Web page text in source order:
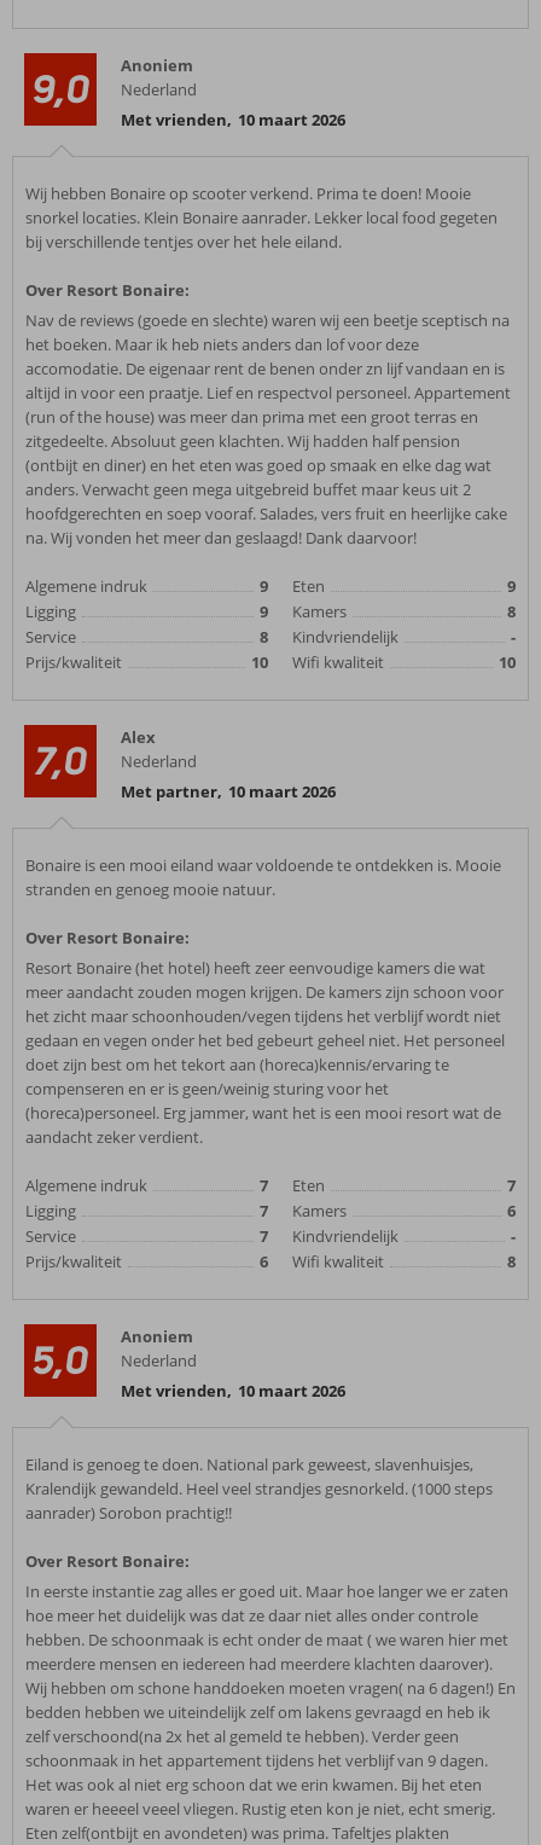
9,0
Anoniem
Nederland
Met vrienden, 10 maart 2026
Wij hebben Bonaire op scooter verkend. Prima te doen! Mooie
snorkel locaties. Klein Bonaire aanrader. Lekker local food gegeten
bij verschillende tentjes over het hele eiland.
Over Resort Bonaire:
Nav de reviews (goede en slechte) waren wij een beetje sceptisch na
het boeken. Maar ik heb niets anders dan lof voor deze
accomodatie. De eigenaar rent de benen onder zn lijf vandaan en is
altijd in voor een praatje. Lief en respectvol personeel. Appartement
(run of the house) was meer dan prima met een groot terras en
zitgedeelte. Absoluut geen klachten. Wij hadden half pension
(ontbijt en diner) en het eten was goed op smaak en elke dag wat
anders. Verwacht geen mega uitgebreid buffet maar keus uit 2
hoofdgerechten en soep vooraf. Salades, vers fruit en heerlijke cake
na. Wij vonden het meer dan geslaagd! Dank daarvoor!
Algemene indruk
9
Ligging
9
Service
8
Prijs/kwaliteit
10
Eten
9
Kamers
8
Kindvriendelijk
-
Wifi kwaliteit
10
7,0
Alex
Nederland
Met partner, 10 maart 2026
Bonaire is een mooi eiland waar voldoende te ontdekken is. Mooie
stranden en genoeg mooie natuur.
Over Resort Bonaire:
Resort Bonaire (het hotel) heeft zeer eenvoudige kamers die wat
meer aandacht zouden mogen krijgen. De kamers zijn schoon voor
het zicht maar schoonhouden/vegen tijdens het verblijf wordt niet
gedaan en vegen onder het bed gebeurt geheel niet. Het personeel
doet zijn best om het tekort aan (horeca)kennis/ervaring te
compenseren en er is geen/weinig sturing voor het
(horeca)personeel. Erg jammer, want het is een mooi resort wat de
aandacht zeker verdient.
Algemene indruk
7
Ligging
7
Service
7
Prijs/kwaliteit
6
Eten
7
Kamers
6
Kindvriendelijk
-
Wifi kwaliteit
8
5,0
Anoniem
Nederland
Met vrienden, 10 maart 2026
Eiland is genoeg te doen. National park geweest, slavenhuisjes,
Kralendijk gewandeld. Heel veel strandjes gesnorkeld. (1000 steps
aanrader) Sorobon prachtig!!
Over Resort Bonaire:
In eerste instantie zag alles er goed uit. Maar hoe langer we er zaten
hoe meer het duidelijk was dat ze daar niet alles onder controle
hebben. De schoonmaak is echt onder de maat ( we waren hier met
meerdere mensen en iedereen had meerdere klachten daarover).
Wij hebben om schone handdoeken moeten vragen( na 6 dagen!) En
bedden hebben we uiteindelijk zelf om lakens gevraagd en heb ik
zelf verschoond(na 2x het al gemeld te hebben). Verder geen
schoonmaak in het appartement tijdens het verblijf van 9 dagen.
Het was ook al niet erg schoon dat we erin kwamen. Bij het eten
waren er heeeel veeel vliegen. Rustig eten kon je niet, echt smerig.
Eten zelf(ontbijt en avondeten) was prima. Tafeltjes plakten